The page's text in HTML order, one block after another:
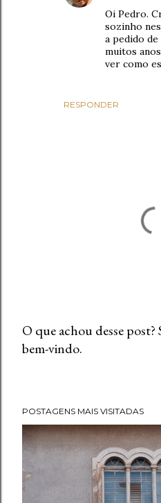
RESPONDER
Oi Pedro.
sozinho
a pedido
muitos
ver como
P
a
r
u
m
c
O que achou desse
bem-vindo.
POSTAGENS MAIS VISITADAS